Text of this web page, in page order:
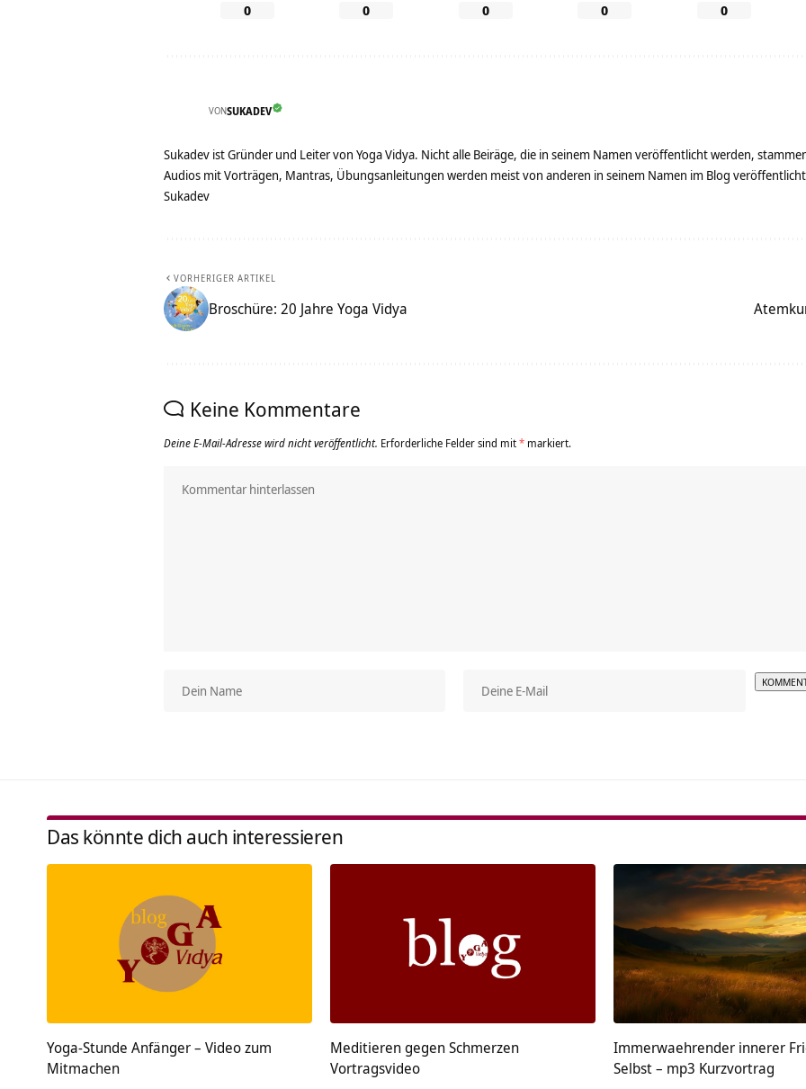
0 0 0 0 0
VONSUKADEV
Sukadev ist Gründer und Leiter von Yoga Vidya. Nicht alle Beiräge, die in seinem Namen veröffentlicht werden,
Audios mit Vorträgen, Mantras, Übungsanleitungen werden meist von anderen in seinem Namen im Blog
Sukadev
VORHERIGER ARTIKEL
Broschüre: 20 Jahre Yoga Vidya
Keine Kommentare
Deine E-Mail-Adresse wird nicht veröffentlicht. Erforderliche Felder sind mit* markiert.
Das könnte dich auch interessieren
Yoga-Stunde Anfänger – Video zum
Mitmachen
Meditieren gegen Schmerzen
Vortragsvideo
Immerwaehrender innerer
Selbst – mp3 Kurzvortrag